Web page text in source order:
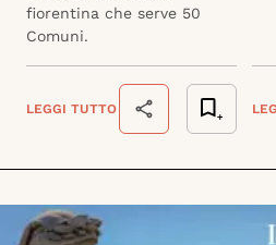
fiorentina che serve 50
Comuni.
LEGGI TUTTO